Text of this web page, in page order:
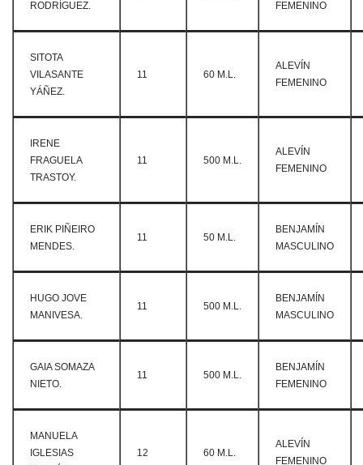
RODRÍGUEZ.
FEMENINO
SITOTA
VILASANTE
YÁÑEZ.
11 60 M.L.
ALEVÍN
FEMENINO
IRENE
FRAGUELA
TRASTOY.
11 500 M.L.
ALEVÍN
FEMENINO
ERIK PIÑEIRO
MENDES.
11 50 M.L.
BENJAMÍN
MASCULINO
HUGO JOVE
MANIVESA.
11 500 M.L.
BENJAMÍN
MASCULINO
GAIA SOMAZA
NIETO.
11 500 M.L.
BENJAMÍN
FEMENINO
MANUELA
IGLESIAS
12 60 M.L.
ALEVÍN
FEMENINO